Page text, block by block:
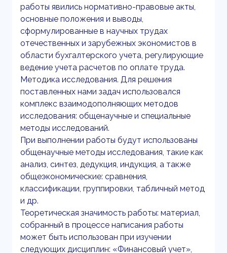
работы явились нормативно-правовые акты,
основные положения и выводы,
сформулированные в научных трудах
отечественных и зарубежных экономистов в
области бухгалтерского учета, регулирующие
ведение учета расчетов по оплате труда.
Методика исследования. Для решения
поставленных нами задач использовался
комплекс взаимодополняющих методов
исследования: общенаучные и специальные
методы исследований.
При выполнении работы будут использованы
общенаучные методы исследования, такие как
анализ, синтез, дедукция, индукция, а также
общеэкономические: сравнения,
классификации, группировки, табличный метод
и др.
Теоретическая значимость работы: материал,
собранный в процессе написания работы
может быть использован при изучении
следующих дисциплин: «Финансовый учет»,